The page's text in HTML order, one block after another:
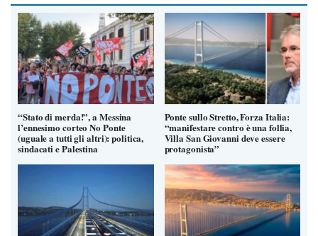
“Stato di merda!”, a Messina
l’ennesimo corteo No Ponte
(uguale a tutti gli altri): politica,
sindacati e Palestina
Ponte sullo Stretto, Forza Italia:
“manifestare contro è una follia,
Villa San Giovanni deve essere
protagonista”